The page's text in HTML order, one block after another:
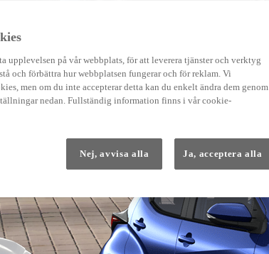
Från 569 900 kr
Från 3 958 kr/mån
HYBRID
upplevelsen på vår webbplats, för att leverera tjänster och verktyg
och förbättra hur webbplatsen fungerar och för reklam. Vi
men om du inte accepterar detta kan du enkelt ändra dem genom
nedan. Fullständig information finns i vår cookie-
Nej, avvisa alla Ja, acceptera alla